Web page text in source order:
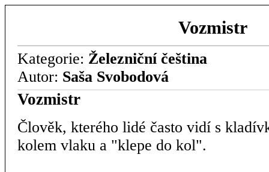
Vozmistr
Kategorie: Železniční čeština
Autor: Saša Svobodová
Vozmistr
Člověk, kterého lidé často vidí s
kolem vlaku a "klepe do kol".